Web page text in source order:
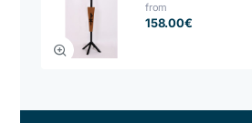
from
158.00€